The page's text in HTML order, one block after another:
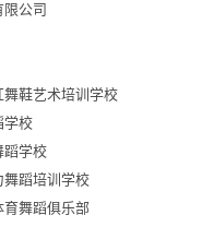
公司
鞋艺术培训学校
学校
蹈学校
舞蹈培训学校
育舞蹈俱乐部